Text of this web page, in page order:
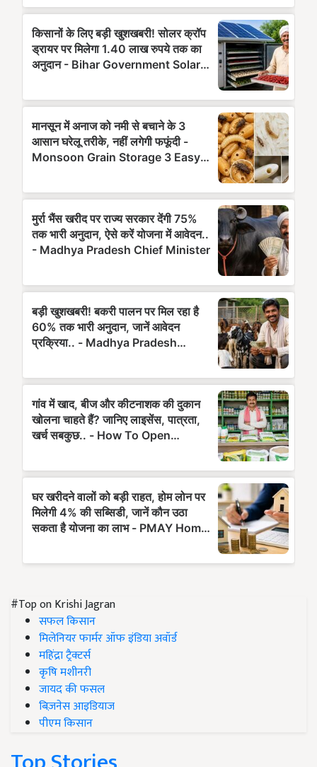
#Top on Krishi Jagran
सफल किसान
मिलेनियर फार्मर ऑफ इंडिया अवॉर्ड
महिंद्रा ट्रैक्टर्स
कृषि मशीनरी
जायद की फसल
बिज़नेस आइडियाज
पीएम किसान